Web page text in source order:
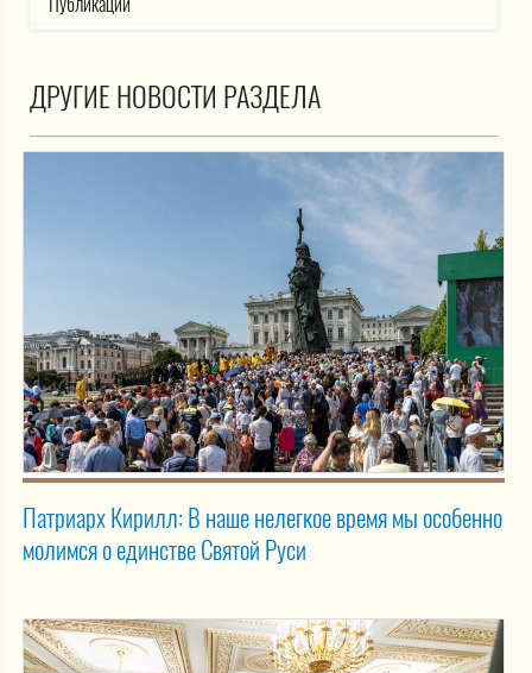
ДРУГИЕ НОВОСТИ РАЗДЕЛА
Патриарх Кирилл: В наше нелегкое время мы особенно
молимся о единстве Святой Руси